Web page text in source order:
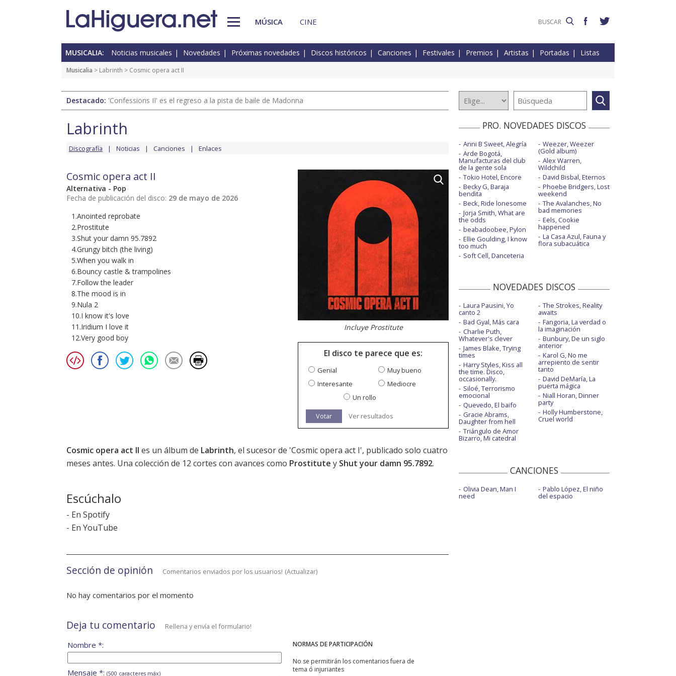
MÚSICA CINE
MUSICALIA: Noticias musicales Novedades Próximas novedades Discos históricos Canciones Festivales Premios Artistas Portadas Listas
Musicalia > Labrinth > Cosmic opera act II
Destacado: 'Confessions II' es el regreso a la pista de baile de Madonna
Labrinth
Discografía Noticias Canciones Enlaces
Cosmic opera act II
Alternativa - Pop
Fecha de publicación del disco: 29 de mayo de 2026
1.Anointed reprobate
2.Prostitute
3.Shut your damn 95.7892
4.Grungy bitch (the living)
5.When you walk in
6.Bouncy castle & trampolines
7.Follow the leader
8.The mood is in
9.Nula 2
10.I know it's love
11.Iridium I love it
12.Very good boy
Incluye Prostitute
El disco te parece que es:
Genial
Muy bueno
Interesante
Mediocre
Un rollo
Votar Ver resultados
Cosmic opera act II es un álbum de Labrinth, el sucesor de 'Cosmic opera act I', publicado solo cuatro
meses antes. Una colección de 12 cortes con avances como Prostitute y Shut your damn 95.7892.
Escúchalo
- En Spotify
- En YouTube
Sección de opinión Comentarios enviados por los usuarios! (Actualizar)
No hay comentarios por el momento
Deja tu comentario Rellena y envía el formulario!
NORMAS DE PARTICIPACIÓN
No se permitirán los comentarios fuera de
tema ó injuriantes
Nombre *:
Mensaje *: (500 caracteres máx)
PRO. NOVEDADES DISCOS
Anni B Sweet, Alegría
Arde Bogotá,
Manufacturas del club
de la gente sola
Tokio Hotel, Encore
Becky G, Baraja
bendita
Beck, Ride lonesome
Jorja Smith, What are
the odds
beabadoobee, Pylon
Ellie Goulding, I know
too much
Soft Cell, Danceteria
Weezer, Weezer
(Gold album)
Alex Warren,
Wildchild
David Bisbal, Eternos
Phoebe Bridgers, Lost
weekend
The Avalanches, No
bad memories
Eels, Cookie
happened
La Casa Azul, Fauna y
flora subacuática
NOVEDADES DISCOS
Laura Pausini, Yo
canto 2
Bad Gyal, Más cara
Charlie Puth,
Whatever's clever
James Blake, Trying
times
Harry Styles, Kiss all
the time. Disco,
occasionally.
Siloé, Terrorismo
emocional
Quevedo, El baifo
Gracie Abrams,
Daughter from hell
Triángulo de Amor
Bizarro, Mi catedral
The Strokes, Reality
awaits
Fangoria, La verdad o
la imaginación
Bunbury, De un siglo
anterior
Karol G, No me
arrepiento de sentir
tanto
David DeMaría, La
puerta mágica
Niall Horan, Dinner
party
Holly Humberstone,
Cruel world
CANCIONES
Olivia Dean, Man I
need
Pablo López, El niño
del espacio